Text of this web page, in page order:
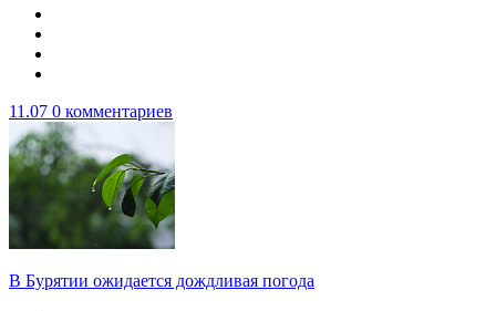
11.07 0 комментариев
В Бурятии ожидается дождливая погода